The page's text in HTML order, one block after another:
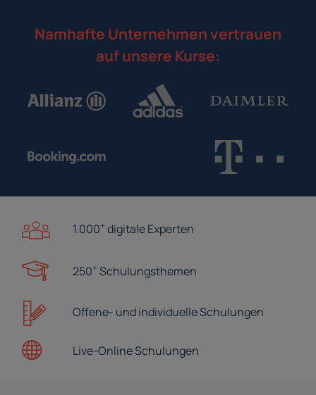
Namhafte Unternehmen vertrauen
auf unsere Kurse:
1.000+ digitale Experten
250+ Schulungsthemen
Offene- undindividuelle Schulungen
Live-OnlineSchulungen